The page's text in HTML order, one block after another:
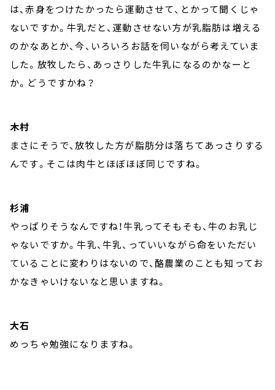
は、赤身をつけたかったら運動させて、とかって聞くじゃ
ないですか。牛乳だと、運動させない方が乳脂肪は増える
のかなあとか、今、いろいろお話を伺いながら考えていま
した。放牧したら、あっさりした牛乳になるのかなーと
か。どうですかね？
木村
まさにそうで、放牧した方が脂肪分は落ちてあっさりする
んです。そこは肉牛とほぼほぼ同じですね。
杉浦
やっぱりそうなんですね！牛乳ってそもそも、牛のお乳じ
ゃないですか。牛乳、牛乳、っていいながら命をいただい
ていることに変わりはないので、酪農業のことも知ってお
かなきゃいけないなと思いますね。
大石
めっちゃ勉強になりますね。